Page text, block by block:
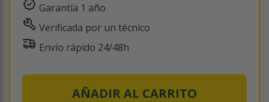
Garantía 1 año
Verificada por un técnico
Envío rápido 24/48h
AÑADIR AL CARRITO